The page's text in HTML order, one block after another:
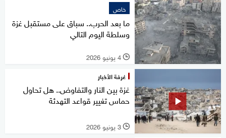
خاص
ما بعد الحرب.. سباق على مستقبل غزة
وسلطة اليوم التالي
l 4 يونيو 2026
غرفة الأخبار
غزة بين النار والتفاوض.. هل تحاول
حماس تغيير قواعد التهدئة
l 3 يونيو 2026